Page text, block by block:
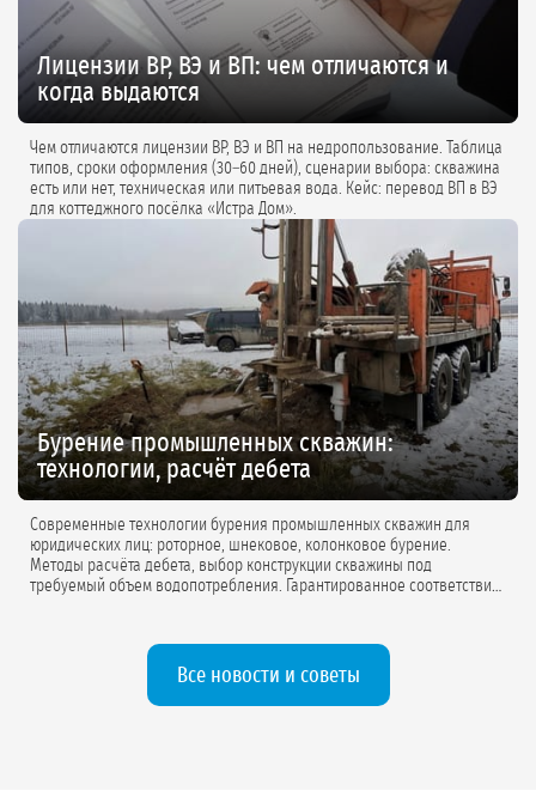
Лицензии ВР, ВЭ и ВП: чем отличаются и
когда выдаются
Чем отличаются лицензии ВР, ВЭ и ВП на недропользование. Таблица
типов, сроки оформления (30–60 дней), сценарии выбора: скважина
есть или нет, техническая или питьевая вода. Кейс: перевод ВП в ВЭ
для коттеджного посёлка «Истра Дом».
Бурение промышленных скважин:
технологии, расчёт дебета
Современные технологии бурения промышленных скважин для
юридических лиц: роторное, шнековое, колонковое бурение.
Методы расчёта дебета, выбор конструкции скважины под
требуемый объем водопотребления. Гарантированное соответствие
Все новости и советы